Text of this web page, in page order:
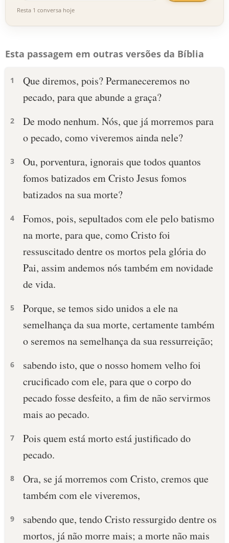
Resta 1 conversa hoje
Esta passagem em outras versões da Bíblia
1
Que diremos, pois? Permaneceremos no
pecado, para que abunde a graça?
2
De modo nenhum. Nós, que já morremos para
o pecado, como viveremos ainda nele?
3
Ou, porventura, ignorais que todos quantos
fomos batizados em Cristo Jesus fomos
batizados na sua morte?
4
Fomos, pois, sepultados com ele pelo batismo
na morte, para que, como Cristo foi
ressuscitado dentre os mortos pela glória do
Pai, assim andemos nós também em novidade
de vida.
5
Porque, se temos sido unidos a ele na
semelhança da sua morte, certamente também
o seremos na semelhança da sua ressurreição;
6
sabendo isto, que o nosso homem velho foi
crucificado com ele, para que o corpo do
pecado fosse desfeito, a fim de não servirmos
mais ao pecado.
7
Pois quem está morto está justificado do
pecado.
8
Ora, se já morremos com Cristo, cremos que
também com ele viveremos,
9
sabendo que, tendo Cristo ressurgido dentre os
mortos, já não morre mais; a morte não mais